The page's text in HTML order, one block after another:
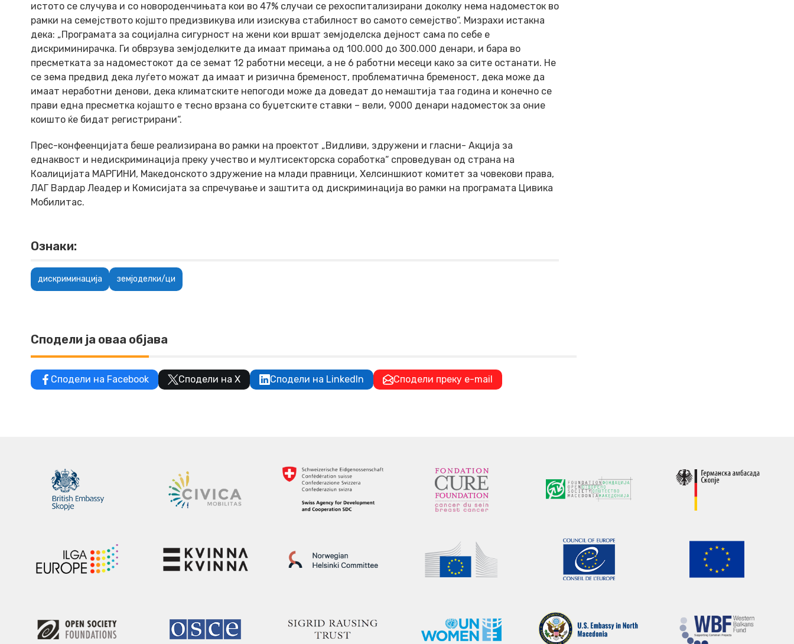
истото се случува и со новороденчињата кои во 47% случаи се рехоспитализирани доколку нема надоместок во
рамки на семејството којшто предизвикува или изискува стабилност во самото семејство“. Мизрахи истакна
дека: „Програмата за социјална сигурност на жени кои вршат земјоделска дејност сама по себе е
дискриминирачка. Ги обврзува земјоделките да имаат примања од 100.000 до 300.000 денари, и бара во
пресметката за надоместокот да се земат 12 работни месеци, а не 6 работни месеци како за сите останати. Не
се зема предвид дека луѓето можат да имаат и ризична бременост, проблематична бременост, дека може да
имаат неработни денови, дека климатските непогоди може да доведат до немаштија таа година и конечно се
прави една пресметка којашто е тесно врзана со буџетските ставки – вели, 9000 денари надоместок за оние
коишто ќе бидат регистрирани“.
Прес-конфеенцијата беше реализирана во рамки на проектот „Видливи, здружени и гласни- Акција за
еднаквост и недискриминација преку учество и мултисекторска соработка“ спроведуван од страна на
Коалицијата МАРГИНИ, Македонското здружение на млади правници, Хелсиншкиот комитет за човекови права,
ЛАГ Вардар Леадер и Комисијата за спречување и заштита од дискриминација во рамки на програмата Цивика
Мобилитас.
Ознаки:
дискриминација земјоделки/ци
Сподели ја оваа објава
Сподели на Facebook Сподели на X Сподели на LinkedIn Сподели преку e-mail